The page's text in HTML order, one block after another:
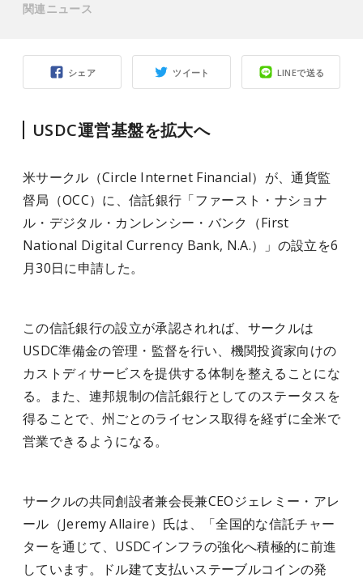
シェア ツイート LINEで送る
USDC運営基盤を拡大へ
米サークル（Circle Internet Financial）が、通貨監
督局（OCC）に、信託銀行「ファースト・ナショナ
ル・デジタル・カンレンシー・バンク（First
National Digital Currency Bank, N.A.）」の設立を6
月30日に申請した。
この信託銀行の設立が承認されれば、サークルは
USDC準備金の管理・監督を行い、機関投資家向けの
カストディサービスを提供する体制を整えることにな
る。また、連邦規制の信託銀行としてのステータスを
得ることで、州ごとのライセンス取得を経ずに全米で
営業できるようになる。
サークルの共同創設者兼会長兼CEOジェレミー・アレ
ール（Jeremy Allaire）氏は、「全国的な信託チャー
ターを通じて、USDCインフラの強化へ積極的に前進
しています。ドル建て支払いステーブルコインの発
関連ニュース